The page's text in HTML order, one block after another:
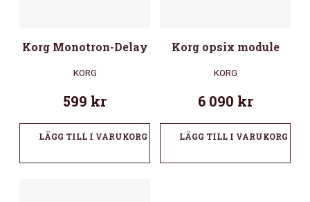
Korg Monotron-Delay
KORG
599 kr
LÄGG TILL I VARUKORG
Korg opsix module
KORG
6 090 kr
LÄGG TILL I VARUKORG